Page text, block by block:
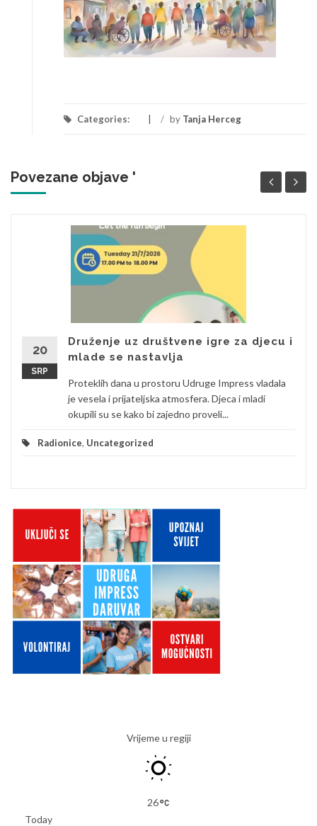
Categories: / by Tanja Herceg
Povezane objave '
20
SRP
Druženje uz društvene igre za djecu i
mlade se nastavlja
Proteklih dana u prostoru Udruge Impress vladala
je vesela i prijateljska atmosfera. Djeca i mladi
okupili su se kako bi zajedno proveli...
Radionice, Uncategorized
Vrijeme u regiji
26
Today